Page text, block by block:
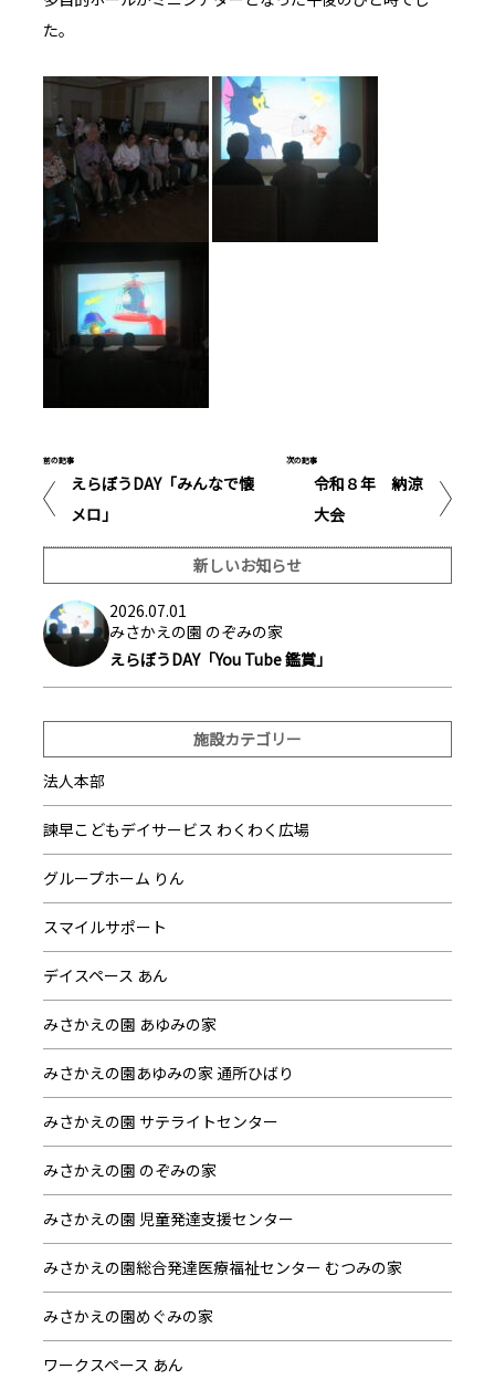
た。
前の記事
えらぼうDAY「みんなで懐
メロ」
次の記事
令和８年 納涼
大会
新しいお知らせ
2026.07.01
みさかえの園 のぞみの家
えらぼうDAY「You Tube 鑑賞」
施設カテゴリー
法人本部
諫早こどもデイサービス わくわく広場
グループホーム りん
スマイルサポート
デイスペース あん
みさかえの園 あゆみの家
みさかえの園あゆみの家 通所ひばり
みさかえの園 サテライトセンター
みさかえの園 のぞみの家
みさかえの園 児童発達支援センター
みさかえの園総合発達医療福祉センター むつみの家
みさかえの園めぐみの家
ワークスペース あん